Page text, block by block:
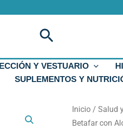
Buscar
Y VESTUARIO
SUPLEMENTOS Y
Inicio /Salud
Betafar con
Gel